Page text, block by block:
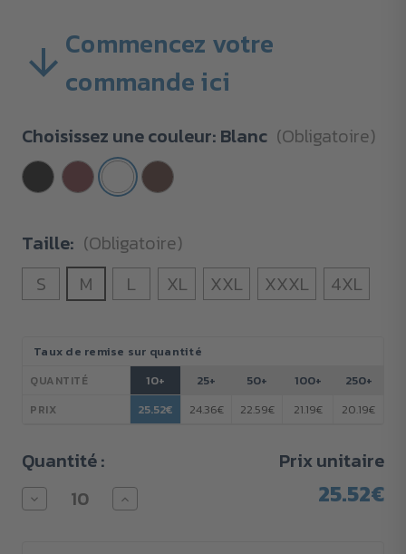
Commencez votre
commande ici
Choisissez une couleur: Blanc (Obligatoire)
Taille: (Obligatoire)
S
M L XL XXL XXXL 4XL
Stock
actuel :
Taux de remise sur quantité
QUANTITÉ
PRIX
10+
25.52€
25+
24.36€
50+
22.59€
100+
21.19€
250+
20.19€
Quantité :
Diminuer
la
Augmenter
la
Prix unitaire
25.52€